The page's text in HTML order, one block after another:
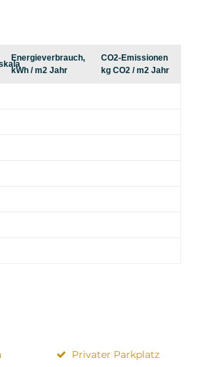
Energieverbrauch,
kWh / m2 Jahr
CO2-Emissionen
kg CO2 / m2 Jahr
Privater Parkplatz